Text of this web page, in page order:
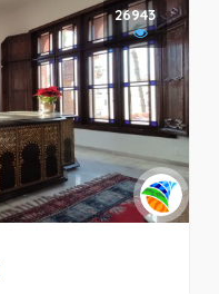
26943